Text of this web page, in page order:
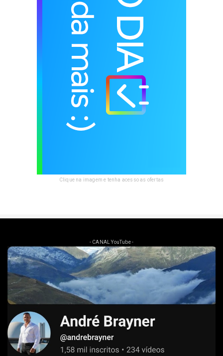
Clique na imagem e tenha acesso as ofertas
- CANAL YouTube -